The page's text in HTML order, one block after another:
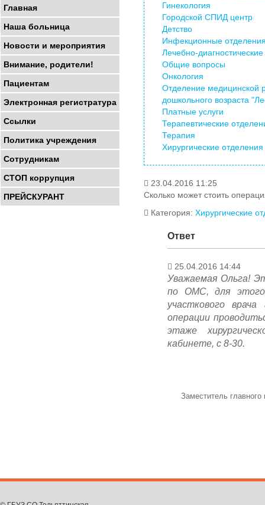
Гинекология
Городской СПИД центр
Детство
Инфекционные
Лечебно-
Общие вопросы
Онкология
Отделение медицинской
дошкольного возраста
Платные услуги
Терапевтические
Терапия
Хирургические отделения
23.04.2016 11:25
Сколько может стоить
Категория: Хирургические
Ответ
25.04.2016 14:44
Уважаемая Ольга!
по ОМС, для этого
участкового врача
операции
этаже
кабинете, с 8-30.
Заместитель
Главная
Наша больница
Новости и мероприятия
Внимание, родители!
Пациентам
Электронная регистратура
Ссылки
Политика учреждения
Сотрудникам
СТОП коррупция
ПРЕЙСКУРАНТ